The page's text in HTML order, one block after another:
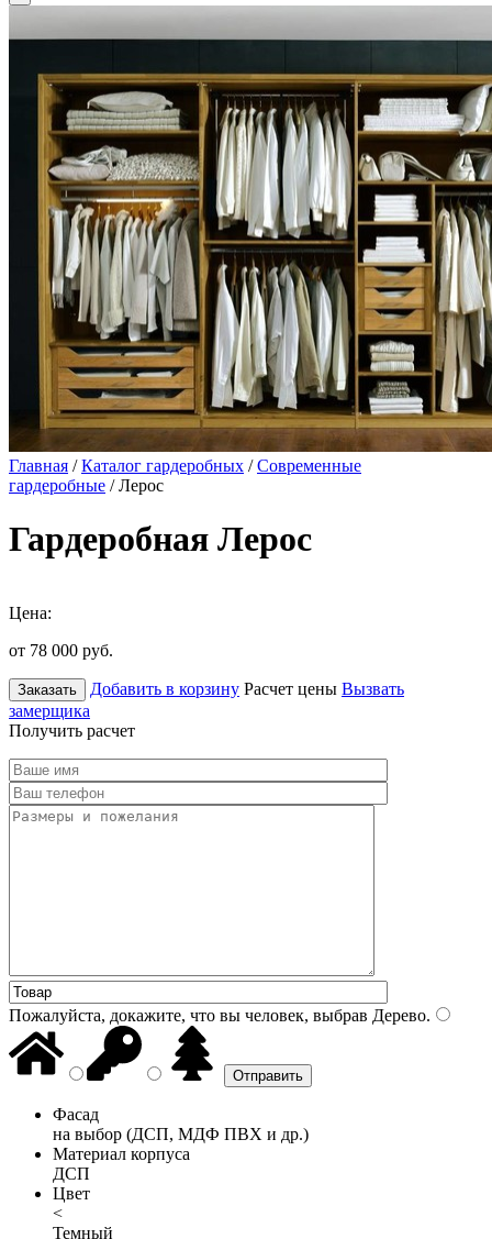
Главная /Каталог гардеробных /Современные
гардеробные / Лерос
Гардеробная Лерос
Цена:
от 78 000 руб.
Заказать Добавить в корзину Расчет цены Вызвать
замерщика
Получить расчет
Пожалуйста, докажите, что вы человек, выбрав Дерево.
Фасад
на выбор (ДСП, МДФ ПВХ и др.)
Материал корпуса
ДСП
Цвет
<
Темный